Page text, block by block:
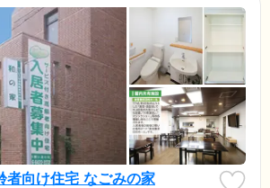
者向け住宅 なごみの家